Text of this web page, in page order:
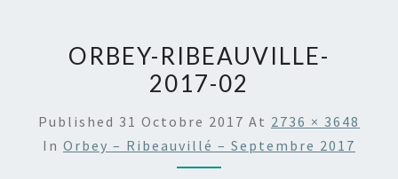
ORBEY-RIBEAUVILLE-
2017-02
Published 31 Octobre 2017 At 2736 × 3648
In Orbey – Ribeauvillé – Septembre 2017